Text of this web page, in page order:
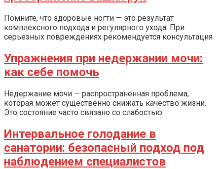
Помните, что здоровые ногти — это результат
комплексного подхода и регулярного ухода. При
серьезных повреждениях рекомендуется консультация
Упражнения при недержании мочи:
как себе помочь
Недержание мочи — распространенная проблема,
которая может существенно снижать качество жизни.
Это состояние часто связано со слабостью
Интервальное голодание в
санатории: безопасный подход под
наблюдением специалистов